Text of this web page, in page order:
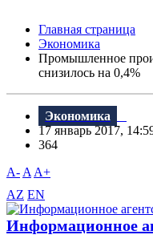
Главная страница
Экономика
Промышленное
снизилось на 0,4%
Экономика
17 январь 2017,
364
A- A A+
AZ EN
Информационное